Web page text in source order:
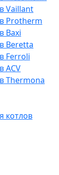
Vaillant
Protherm
Baxi
Beretta
Ferroli
ACV
Thermona
котлов